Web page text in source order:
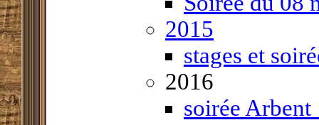
2015
stages et
2016
soirée Arbent